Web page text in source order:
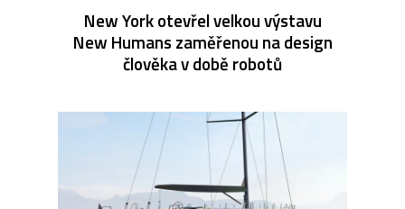
New York otevřel velkou výstavu
New Humans zaměřenou na design
člověka v době robotů